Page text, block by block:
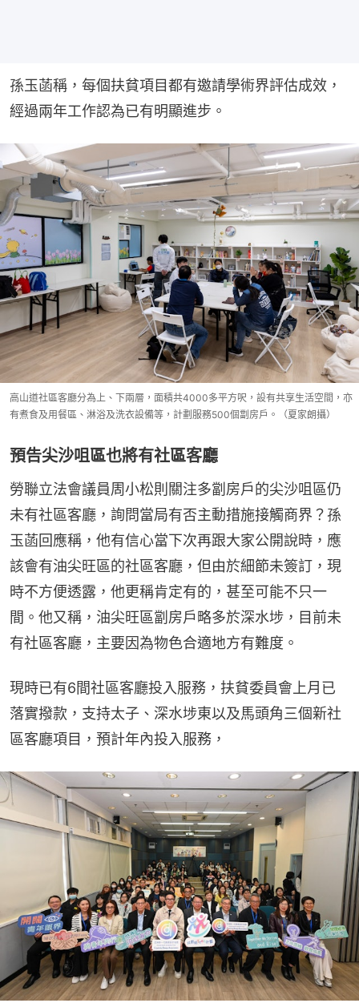
孫玉菡稱，每個扶貧項目都有邀請學術界評估成效，
經過兩年工作認為已有明顯進步。
高山道社區客廳分為上、下兩層，面積共4000多平方呎，設有共享生活空間，亦
有煮食及用餐區、淋浴及洗衣設備等，計劃服務500個劏房戶。（夏家朗攝）
預告尖沙咀區也將有社區客廳
勞聯立法會議員周小松則關注多劏房戶的尖沙咀區仍
未有社區客廳，詢問當局有否主動措施接觸商界？孫
玉菡回應稱，他有信心當下次再跟大家公開說時，應
該會有油尖旺區的社區客廳，但由於細節未簽訂，現
時不方便透露，他更稱肯定有的，甚至可能不只一
間。他又稱，油尖旺區劏房戶略多於深水埗，目前未
有社區客廳，主要因為物色合適地方有難度。
現時已有6間社區客廳投入服務，扶貧委員會上月已
落實撥款，支持太子、深水埗東以及馬頭角三個新社
區客廳項目，預計年內投入服務，